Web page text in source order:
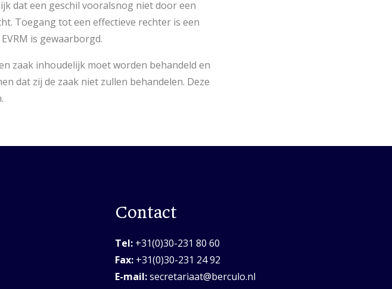
dat een geschil vooralsnog niet door een
Toegang tot een effectieve rechter is een
is gewaarborgd.
zaak inhoudelijk moet worden behandeld en
dat zij de zaak niet zullen behandelen. Deze
Contact
Tel:+31(0)30-231 80 60
Fax:+31(0)30-231 24 92
E-mail:secretariaat@berculo.nl